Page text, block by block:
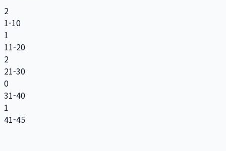
2
1-10
1
11-20
2
21-30
0
31-40
1
41-45